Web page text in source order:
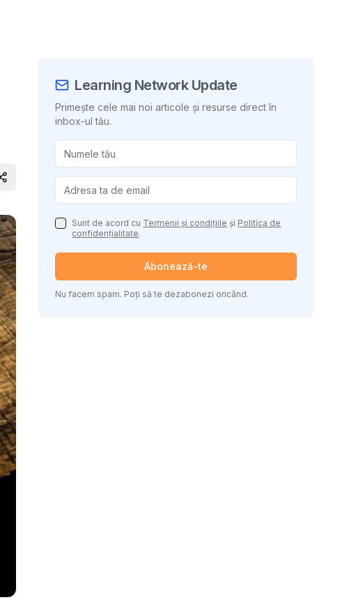
Distribuie conținutul
Learning Network Update
Primește cele mai noi articole și resurse direct în
inbox-ul tău.
Sunt de acord cu Termenii și condițiile și Politica de
confidențialitate.
Abonează-te
Nu facem spam. Poți să te dezabonezi oricând.